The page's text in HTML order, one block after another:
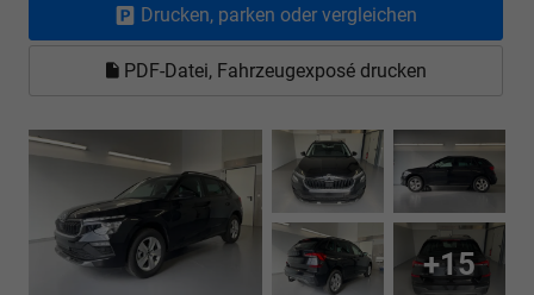
Drucken, parken oder vergleichen
PDF-Datei, Fahrzeugexposé drucken
+15